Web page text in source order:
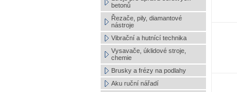
betonů
Řezače, pily, diamantové
nástroje
Vibrační a hutnící technika
Vysavače, úklidové stroje,
chemie
Brusky a frézy na podlahy
Aku ruční nářadí